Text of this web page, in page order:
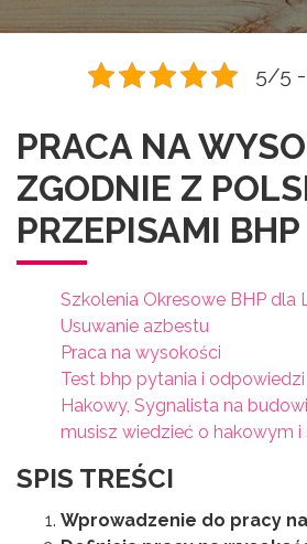
5/5 -
PRACA NA
ZGODNIE Z
PRZEPISAMI BHP
Szkolenia Okresowe BHP dla
Usuwanie azbestu
Praca na wysokości
Test bhp pytania i odpowiedzi
Hakowy, Sygnalista na
musisz wiedzieć o hakowym i
SPIS TREŚCI
Wprowadzenie do pracy